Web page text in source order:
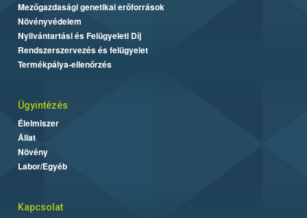
Mezőgazdasági genetikai erőforrások
Növényvédelem
Nyilvántartási és Felügyeleti Díj
Rendszerszervezés és felügyelet
Termékpálya-ellenőrzés
Ügyintézés
Élelmiszer
Állat
Növény
Labor/Egyéb
Kapcsolat